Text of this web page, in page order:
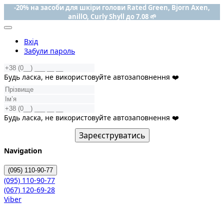
-20% на засоби для шкіри голови Rated Green, Bjorn Axen,
anillO, Curly Shyll до 7.08 🌱
Вхід
Забули пароль
Будь ласка, не використовуйте автозаповнення ❤️
Будь ласка, не використовуйте автозаповнення ❤️
Зареєструватись
Navigation
(095) 110-90-77
(095) 110-90-77
(067) 120-69-28
Viber